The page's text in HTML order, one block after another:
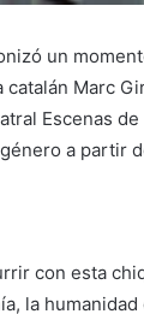
un
Marc
Escenas
a partir
con esta
la